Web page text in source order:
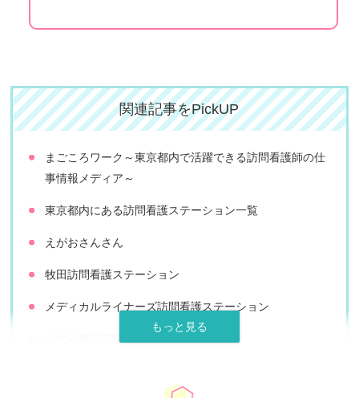
関連記事をPickUP
まごころワーク～東京都内で活躍できる訪問看護師の仕
事情報メディア～
東京都内にある訪問看護ステーション一覧
えがおさんさん
牧田訪問看護ステーション
メディカルライナーズ訪問看護ステーション
みなみ東京訪問看護ステーション